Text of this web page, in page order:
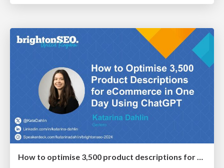
How to optimise 3,500 product descriptions for ecommerce in one day using ChatGPT